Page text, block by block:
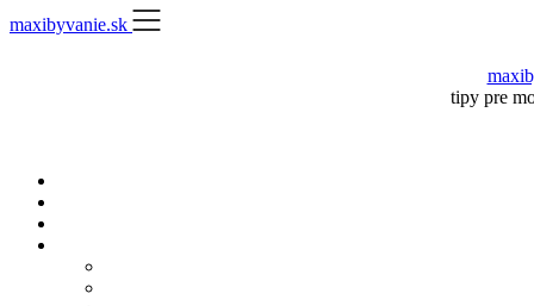
Skip
to
maxibyvanie.sk
tipy pre